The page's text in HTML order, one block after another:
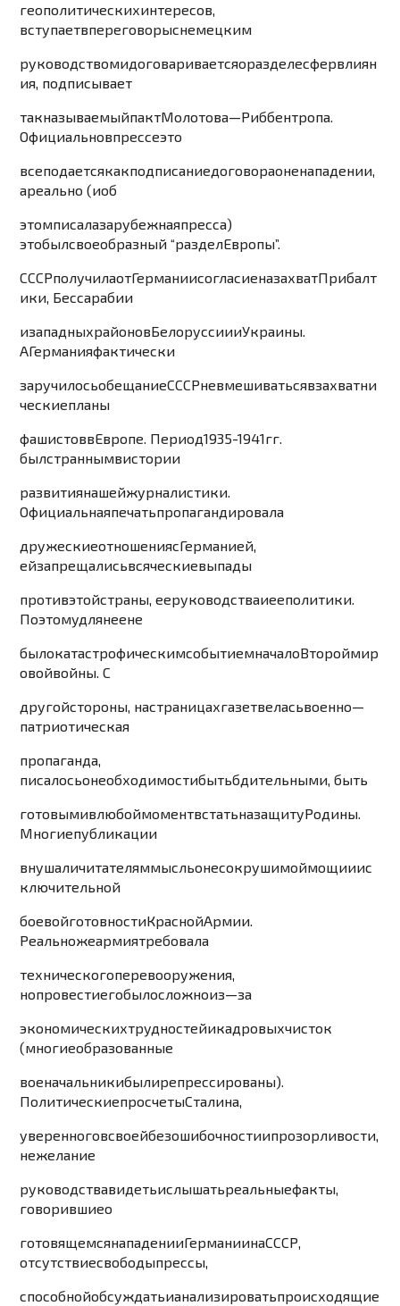
геополитическихинтересов,
вступаетвпереговорыснемецким
руководствомидоговариваетсяоразделесфервлиян
ия, подписывает
такназываемыйпактМолотова—Риббентропа.
Официальновпрессеэто
всеподаетсякакподписаниедоговораоненападении,
ареально (иоб
этомписалазарубежнаяпресса)
этобылсвоеобразный “разделЕвропы”.
СССРполучилаотГерманиисогласиеназахватПрибалт
ики, Бессарабии
изападныхрайоновБелоруссиииУкраины.
АГерманияфактически
заручилосьобещаниеСССРневмешиватьсявзахватни
ческиепланы
фашистоввЕвропе. Период1935-1941гг.
былстраннымвистории
развитиянашейжурналистики.
Официальнаяпечатьпропагандировала
дружескиеотношениясГерманией,
ейзапрещалисьвсяческиевыпады
противэтойстраны,ееруководстваиееполитики.
Поэтомудлянеене
былокатастрофическимсобытиемначалоВтороймир
овойвойны.С
другойстороны, настраницахгазетвеласьвоенно—
патриотическая
пропаганда,
писалосьонеобходимостибытьбдительными,быть
готовымивлюбоймоментвстатьназащитуРодины.
Многиепубликации
внушаличитателяммысльонесокрушимоймощииис
ключительной
боевойготовностиКраснойАрмии.
Реальножеармиятребовала
техническогоперевооружения,
нопровестиегобылосложноиз—за
экономическихтрудностейикадровыхчисток
(многиеобразованные
военачальникибылирепрессированы).
ПолитическиепросчетыСталина,
уверенноговсвоейбезошибочностиипрозорливости,
нежелание
руководствавидетьислышатьреальныефакты,
говорившиео
готовящемсянападенииГерманиинаСССР,
отсутствиесвободыпрессы,
способнойобсуждатьианализироватьпроисходящие